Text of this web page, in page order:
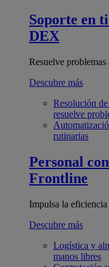
Soporte en
DEX
Resuelve problemas
Descubre más
Resolución
resuelve
rutinarias
Personal
Frontline
Impulsa la
Descubre más
Logística y
manos libres